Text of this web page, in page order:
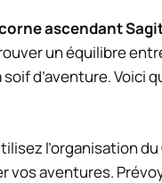
ascendant
un équilibre
d’aventure. Voici
l’organisation
vos aventures.